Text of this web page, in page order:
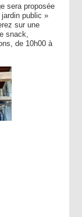
sera proposée
public »
sur une
snack,
de 10h00 à